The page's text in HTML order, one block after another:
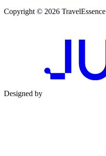
Copyright © 2026 TravelEssence
Designed by